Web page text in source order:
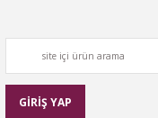
GİRİŞ YAP